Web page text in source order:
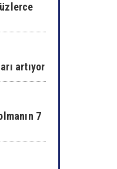
artıyor
7